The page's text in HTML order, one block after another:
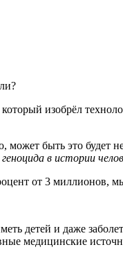
изобрёл
быть это будет
в истории
от 3 миллионов,
детей и даже
медицинские